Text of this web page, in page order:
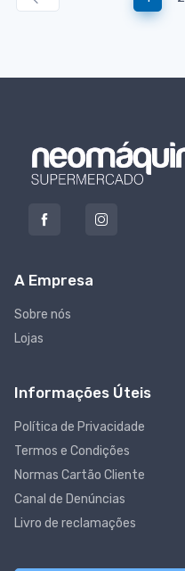
A Empresa
Sobre nós
Lojas
Informações Úteis
Política de Privacidade
Termos e Condições
Normas Cartão Cliente
Canal de Denúncias
Livro de reclamações